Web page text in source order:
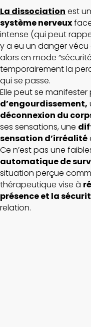
La dissociation est un
système nerveux
intense (qui peut
y a eu un danger vécu
alors en mode
temporairement la
qui se passe.
Elle peut se manifester
d’engourdissement,
déconnexion du
ses sensations, une
sensation d’irréalité
Ce n’est pas une
automatique de
situation perçue
thérapeutique vise à
présence et la
relation.